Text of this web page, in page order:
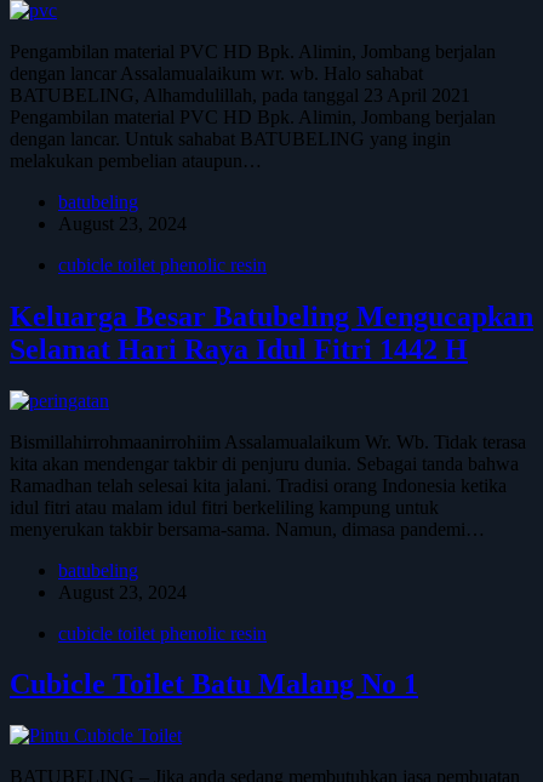
Pengambilan material PVC HD Bpk. Alimin, Jombang berjalan
dengan lancar Assalamualaikum wr. wb. Halo sahabat
BATUBELING, Alhamdulillah, pada tanggal 23 April 2021
Pengambilan material PVC HD Bpk. Alimin, Jombang berjalan
dengan lancar. Untuk sahabat BATUBELING yang ingin
melakukan pembelian ataupun…
batubeling
August 23, 2024
cubicle toilet phenolic resin
Keluarga Besar Batubeling Mengucapkan
Selamat Hari Raya Idul Fitri 1442 H
Bismillahirrohmaanirrohiim Assalamualaikum Wr. Wb. Tidak terasa
kita akan mendengar takbir di penjuru dunia. Sebagai tanda bahwa
Ramadhan telah selesai kita jalani. Tradisi orang Indonesia ketika
idul fitri atau malam idul fitri berkeliling kampung untuk
menyerukan takbir bersama-sama. Namun, dimasa pandemi…
batubeling
August 23, 2024
cubicle toilet phenolic resin
Cubicle Toilet Batu Malang No 1
BATUBELING – Jika anda sedang membutuhkan jasa pembuatan